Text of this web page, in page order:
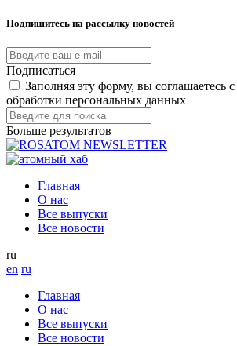
Подпишитесь на рассылку новостей
Подписаться
Заполняя эту форму, вы соглашаетесь
обработки персональных данных
Больше результатов
Главная
О нас
Все выпуски
Все новости
ru
en ru
Главная
О нас
Все выпуски
Все новости